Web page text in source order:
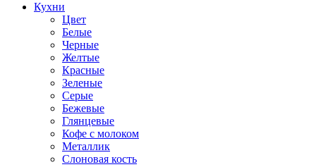
Кухни
Цвет
Белые
Черные
Желтые
Красные
Зеленые
Серые
Бежевые
Глянцевые
Кофе с молоком
Металлик
Слоновая кость